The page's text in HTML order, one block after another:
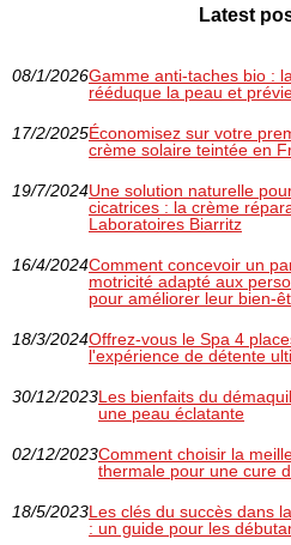
Latest
08/1/2026Gamme anti‑taches bio :
rééduque la peau et
17/2/2025Économisez sur votre
crème solaire teintée en
19/7/2024Une solution naturelle
cicatrices : la crème
Laboratoires Biarritz
16/4/2024Comment concevoir un
motricité adapté aux
pour améliorer leur bien-
18/3/2024Offrez-vous le Spa 4
l'expérience de détente
30/12/2023Les bienfaits du
une peau éclatante
02/12/2023Comment choisir la
thermale pour une cure
18/5/2023Les clés du succès dans
: un guide pour les